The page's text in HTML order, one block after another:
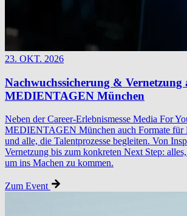
23. OKT. 2026
Nachwuchssicherung & Vernetzung
MEDIENTAGEN München
Neben der Career-Erlebnismesse Media For
MEDIENTAGEN München auch Formate für
und alle, die Talentprozesse begleiten. Von
Vernetzung bis zum konkreten Next Step:
um ins Machen zu kommen.
Zum Event